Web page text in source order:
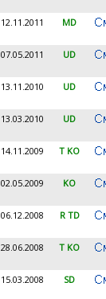
12.11.2011 MD
07.05.2011 UD
13.11.2010 UD
13.03.2010 UD
14.11.2009 T KO
02.05.2009 KO
06.12.2008 R TD
28.06.2008 T KO
15.03.2008 SD